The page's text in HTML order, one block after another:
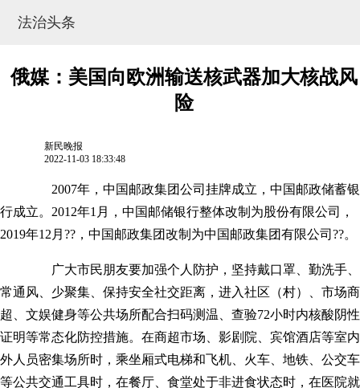
法治头条
俄媒：美国向欧洲输送核武器加大核战风
险
新民晚报
2022-11-03 18:33:48
2007年，中国邮政集团公司挂牌成立，中国邮政储蓄银
行成立。2012年1月，中国邮储银行整体改制为股份有限公司，
2019年12月??，中国邮政集团改制为中国邮政集团有限公司??。
广大市民朋友要加强个人防护，坚持戴口罩、勤洗手、
常通风、少聚集、保持安全社交距离，进入社区（村）、市场商
超、文娱健身等公共场所配合扫码测温、查验72小时内核酸阴性
证明等常态化防控措施。在商超市场、影剧院、宾馆酒店等室内
外人员密集场所时，乘坐厢式电梯和飞机、火车、地铁、公交车
等公共交通工具时，在餐厅、食堂处于非进食状态时，在医院就